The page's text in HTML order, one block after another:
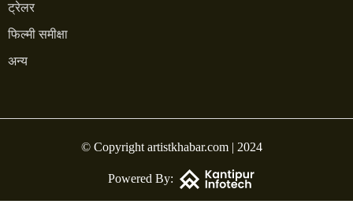
ट्रेलर
फिल्मी समीक्षा
अन्य
© Copyright artistkhabar.com | 2024
Powered By: